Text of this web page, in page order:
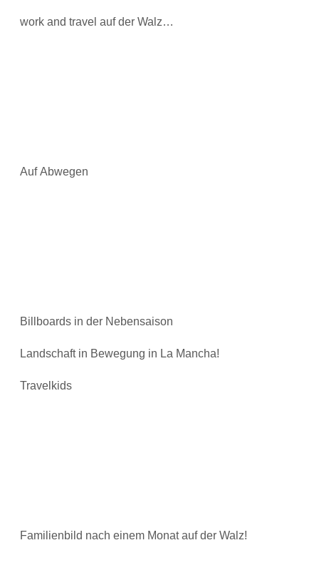
work and travel auf der Walz…
Auf Abwegen
Billboards in der Nebensaison
Landschaft in Bewegung in La Mancha!
Travelkids
Familienbild nach einem Monat auf der Walz!